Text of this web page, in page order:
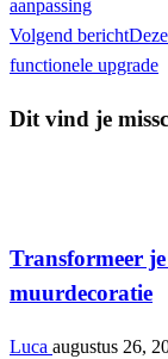
aanpassing
Volgend bericht
functionele upgrade
Dit vind je
Transformeer
muurdecoratie
Luca augustus 26,